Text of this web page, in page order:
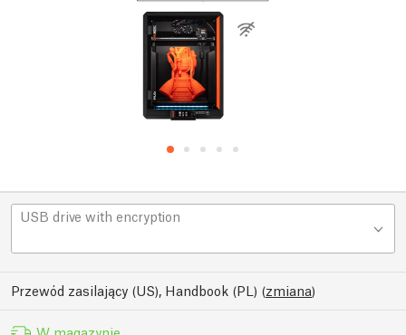
USB drive with encryption
Przewód zasilający (US), Handbook (PL) (zmiana)
W magazynie